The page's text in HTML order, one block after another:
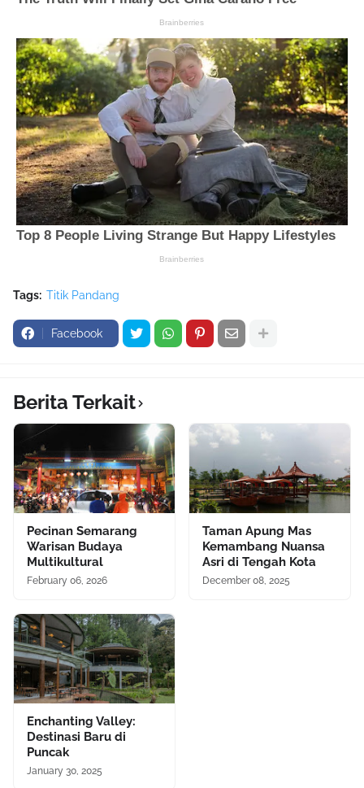
Tags: Titik Pandang
Facebook
Berita Terkait
Pecinan Semarang
Warisan Budaya
Multikultural
February 06, 2026
Taman Apung Mas
Kemambang Nuansa
Asri di Tengah Kota
December 08, 2025
Enchanting Valley:
Destinasi Baru di
Puncak
January 30, 2025